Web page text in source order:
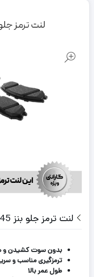
لنت ترمز جلو بنز GLA45 با گارانتی
بدون سوت کشیدن و
ترمزگیری مناسب و
طول عمر بالا